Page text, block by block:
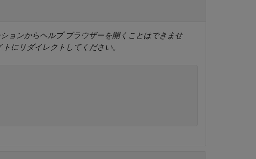
ョンからヘルプ ブラウザーを開くことはできませ
トにリダイレクトしてください。